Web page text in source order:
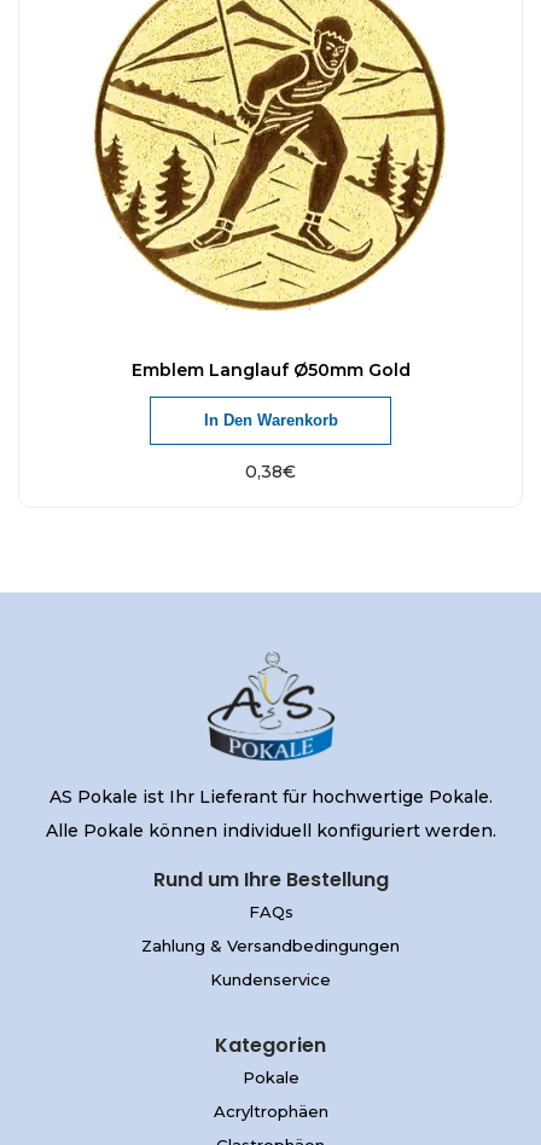
Emblem Langlauf Ø50mm Gold
0,38€
In Den Warenkorb
AS Pokale ist Ihr Lieferant für hochwertige Pokale.
Alle Pokale können individuell konfiguriert werden.
Rund um Ihre Bestellung
FAQs
Zahlung & Versandbedingungen
Kundenservice
Kategorien
Pokale
Acryltrophäen